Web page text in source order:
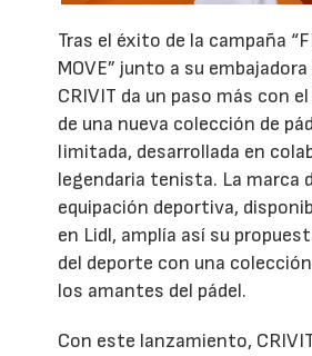
Tras el éxito de la campaña
MOVE” junto a su
CRIVIT da un paso más con
de una nueva colección de
limitada, desarrollada en
legendaria tenista. La marca
equipación deportiva,
en Lidl, amplía así su
del deporte con una
los amantes del pádel.
Con este lanzamiento,